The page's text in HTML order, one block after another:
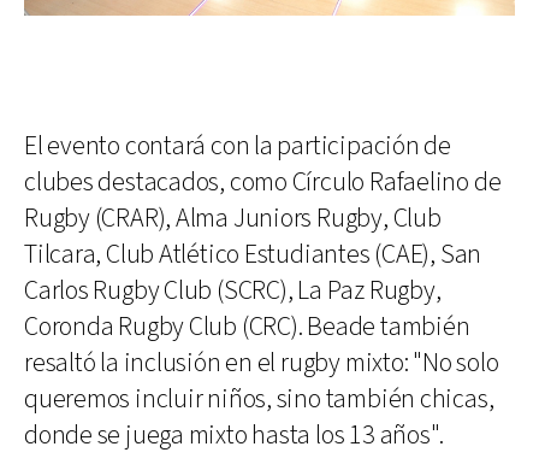
El evento contará con la participación de
clubes destacados, como Círculo Rafaelino de
Rugby (CRAR), Alma Juniors Rugby, Club
Tilcara, Club Atlético Estudiantes (CAE), San
Carlos Rugby Club (SCRC), La Paz Rugby,
Coronda Rugby Club (CRC). Beade también
resaltó la inclusión en el rugby mixto: "No solo
queremos incluir niños, sino también chicas,
donde se juega mixto hasta los 13 años".